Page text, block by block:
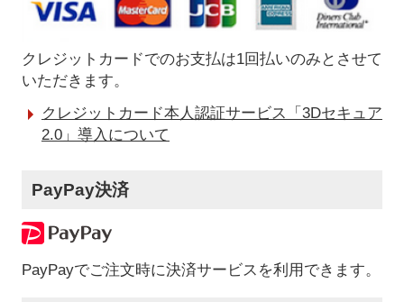
クレジットカードでのお支払は1回払いのみとさせて
いただきます。
クレジットカード本人認証サービス「3Dセキュア
2.0」導入について
PayPay決済
PayPayでご注文時に決済サービスを利用できます。